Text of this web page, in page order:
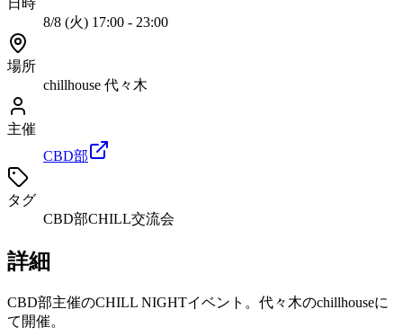
8/8 (火) 17:00 - 23:00
場所
chillhouse 代々木
主催
CBD部
タグ
CBD部CHILL交流会
詳細
CBD部主催のCHILL NIGHTイベント。代々木のchillhouseに
て開催。